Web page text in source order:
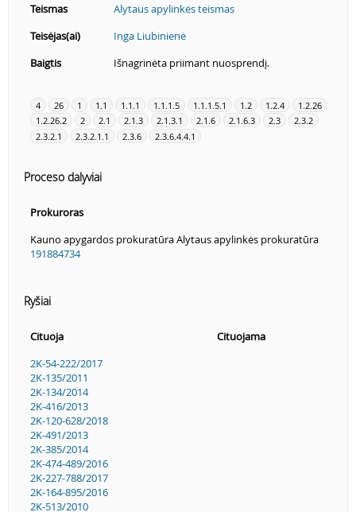
Teismas
Alytaus apylinkės teismas
Teisėjas(ai)
Inga Liubinienė
Baigtis
Išnagrinėta priimant nuosprendį.
4 26 1 1.1 1.1.1 1.1.1.5 1.1.1.5.1 1.2 1.2.4
1.2.26
1.2.26.2
2 2.1 2.1.3 2.1.3.1 2.1.6 2.1.6.3 2.3
2.3.2
2.3.2.1
2.3.2.1.1 2.3.6 2.3.6.4.4.1
Proceso dalyviai
Prokuroras
Kauno apygardos prokuratūra Alytaus apylinkės prokuratūra
191884734
Ryšiai
Cituoja
Cituojama
2K-54-222/2017
2K-135/2011
2K-134/2014
2K-416/2013
2K-120-628/2018
2K-491/2013
2K-385/2014
2K-474-489/2016
2K-227-788/2017
2K-164-895/2016
2K-513/2010